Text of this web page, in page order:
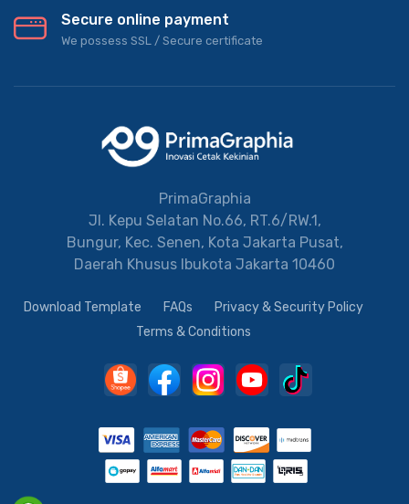
Secure online payment
We possess SSL / Secure сertificate
PrimaGraphia
Jl. Kepu Selatan No.66, RT.6/RW.1,
Bungur, Kec. Senen, Kota Jakarta Pusat,
Daerah Khusus Ibukota Jakarta 10460
Download Template FAQs
Privacy & Security Policy
Terms & Conditions